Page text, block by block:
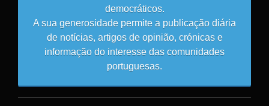
democráticos.
A sua generosidade permite a publicação diária
de notícias, artigos de opinião, crónicas e
informação do interesse das comunidades
portuguesas.